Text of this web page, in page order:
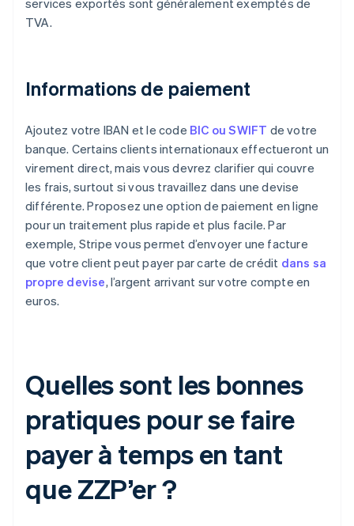
services exportés sont généralement exemptés de
TVA.
Informations de paiement
Ajoutez votre IBAN et le code BIC ou SWIFT de votre
banque. Certains clients internationaux effectueront un
virement direct, mais vous devrez clarifier qui couvre
les frais, surtout si vous travaillez dans une devise
différente. Proposez une option de paiement en ligne
pour un traitement plus rapide et plus facile. Par
exemple, Stripe vous permet d’envoyer une facture
que votre client peut payer par carte de crédit dans sa
propre devise, l’argent arrivant sur votre compte en
euros.
Quelles sont les bonnes
pratiques pour se faire
payer à temps en tant
que ZZP’er ?